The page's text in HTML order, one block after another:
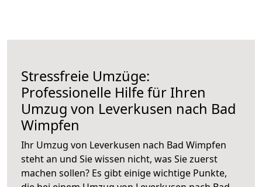
Stressfreie Umzüge:
Professionelle Hilfe für Ihren
Umzug von Leverkusen nach Bad
Wimpfen
Ihr Umzug von Leverkusen nach Bad Wimpfen
steht an und Sie wissen nicht, was Sie zuerst
machen sollen? Es gibt einige wichtige Punkte,